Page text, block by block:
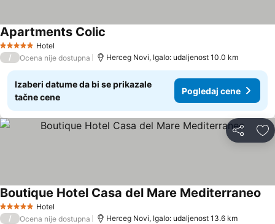
5 ZvezdiceHotel
Apartments Colic
/ Ocena nije dostupna Herceg Novi, Igalo: udaljenost 10.0 km
Izaberi datume da bi se prikazale
tačne cene
Pogledaj cene
Deli
5 ZvezdiceHotel
Boutique Hotel Casa del Mare Mediterraneo
/ Ocena nije dostupna Herceg Novi, Igalo: udaljenost 13.6 km